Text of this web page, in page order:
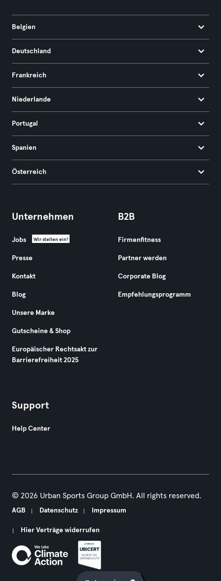
Belgien
Deutschland
Frankreich
Niederlande
Portugal
Spanien
Österreich
Unternehmen
Jobs Wir stellen ein!
Presse
Kontakt
Blog
Unsere Marke
Gutscheine & Shop
Europäischer Rechtsakt zur
Barrierefreiheit 2025
B2B
Firmenfitness
Partner werden
Corporate Blog
Empfehlungsprogramm
Support
Help Center
© 2026 Urban Sports Group GmbH. All rights reserved.
AGB Datenschutz Impressum
Hier Verträge widerrufen